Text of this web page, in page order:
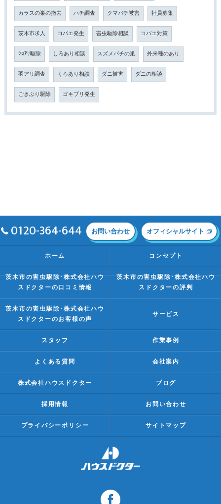
カラスの巣の撤去 ハチ調査 クマバチ被害 社員募集
茨木市求人 コバエ発生 害虫駆除相談 コバエ対策
ｼﾛｱﾘ駆除 しろあり相談 スズメバチの巣 外来種のあり
羽アリ調査 くろあり相談 ダニ被害 ダニの相談
ごきぶり駆除 ゴキブリ発生
0120-364-644 お問い合わせ オフィシャルサイト
ホーム コンセプト
茨木市の害虫駆除･株式会社ハウ
スドクターの口コミ情報
茨木市の害虫駆除･株式会社ハウ
スドクターの評判
茨木市の害虫駆除･株式会社ハウ
スドクターのお客様の声
サービス
スタッフ 作業事例
よくある質問 会社案内
株式会社ハウスドクター ブログ
採用情報 お問い合わせ
プライバシーポリシー サイトマップ